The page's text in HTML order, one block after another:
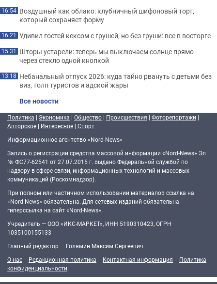
16:54 Воздушный как облако: клубничный шифоновый торт,
который сохраняет форму
16:21 Удивил гостей кексом с грушей, но без груши: все в восторге
15:31 Шторы устарели: теперь мы выключаем солнце прямо
через стекло одной кнопкой
13:18 Небанальный отпуск 2026: куда тайно рвануть с детьми без
виз, толп туристов и адской жары
Все новости
Политика | Экономика | Общество | Происшествия | Фоторепортажи |
Авторское | Интересное | Спорт
Информационное агентство «Nord-News»
Запись о регистрации средства массовой информации «Nord-News» Эл
№ ФС77-62541 от 27.07.2015 г. выдано Федеральной службой по
надзору в сфере связи, информационных технологий и массовых
коммуникаций (Роскомнадзор).
При полном или частичном использовании материалов ссылка на
«Nord-News» обязательна. Для сетевых изданий обязательна
гиперссылка на сайт «Nord-News».
Учредитель — ООО «ИКС-МАРКЕТ», ИНН 5190310423, ОГРН
1035100155133
Главный редактор — Голямин Максим Сергеевич
О нас
Редакционная политика Контактная информация
Политика
конфиденциальности